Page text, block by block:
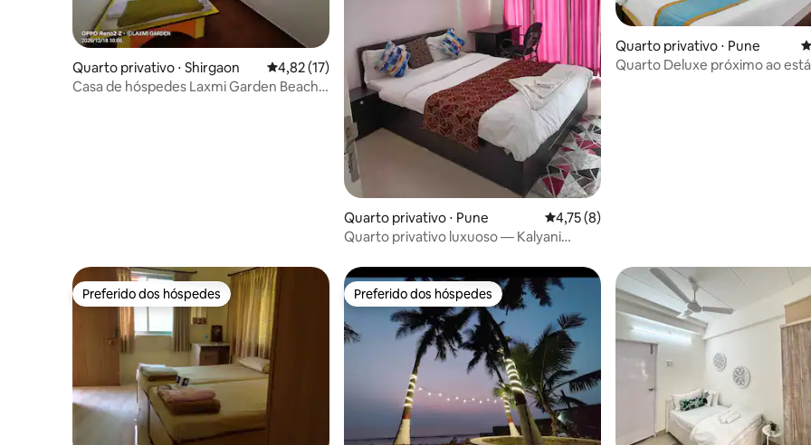
Quarto privativo ⋅ Shirgaon 4,82 de uma avaliação média de 5, 17 avaliações
4,82 (17)
Casa de hóspedes Laxmi Garden Beach
Quarto privativo ⋅ Pune 4,75 de uma avaliação média de 5, 8
4,75 (8)
Quarto privativo luxuoso — Kalyani
Quarto privativo ⋅ Pune
Quarto Deluxe próximo ao
Preferido dos hóspedes
Preferido dos hóspedes Preferido dos hóspedes
Preferido dos hóspedes